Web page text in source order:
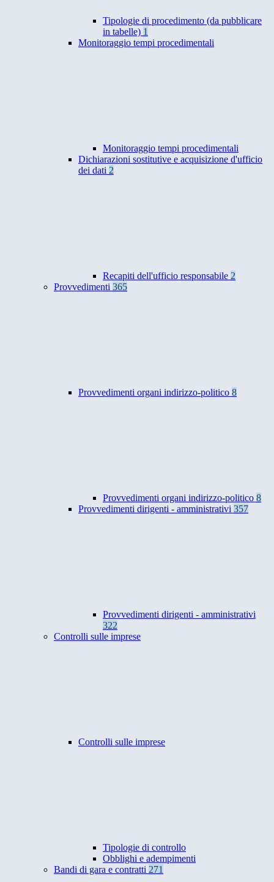
Tipologie di procedimento (da pubblicare
in tabelle) 1
Monitoraggio tempi procedimentali
Monitoraggio tempi procedimentali
Dichiarazioni sostitutive e acquisizione d'ufficio
dei dati 2
Recapiti dell'ufficio responsabile 2
Provvedimenti 365
Provvedimenti organi indirizzo-politico 8
Provvedimenti organi indirizzo-politico 8
Provvedimenti dirigenti - amministrativi 357
Provvedimenti dirigenti - amministrativi
322
Controlli sulle imprese
Controlli sulle imprese
Tipologie di controllo
Obblighi e adempimenti
Bandi di gara e contratti 271